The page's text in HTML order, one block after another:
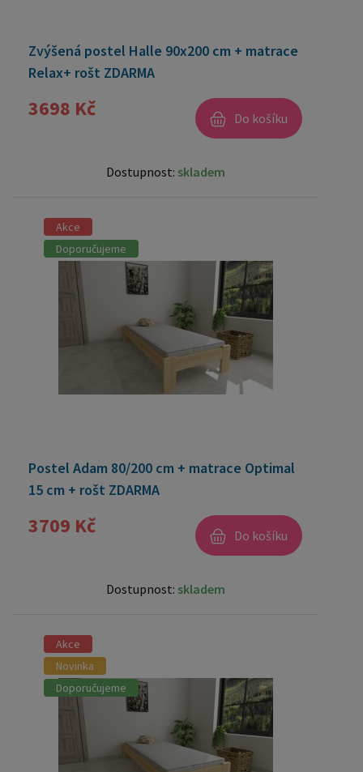
Zvýšená postel Halle 90x200 cm + matrace
Relax+ rošt ZDARMA
3698 Kč Do košíku
Dostupnost: skladem
Akce
Doporučujeme
Postel Adam 80/200 cm + matrace Optimal
15 cm + rošt ZDARMA
3709 Kč Do košíku
Dostupnost: skladem
Akce
Novinka
Doporučujeme